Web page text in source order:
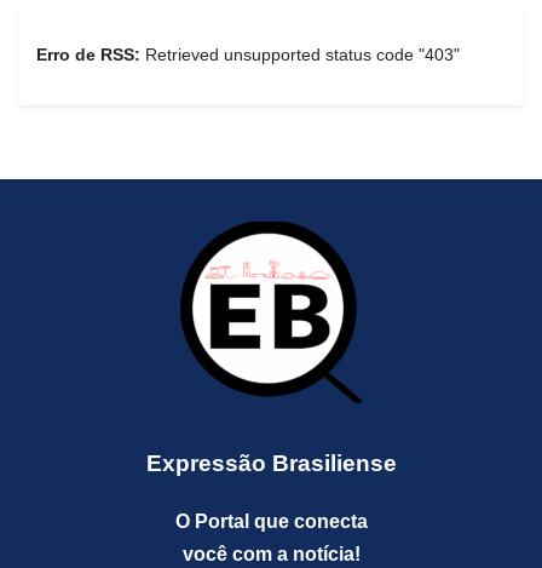
Erro de RSS: Retrieved unsupported status code "403"
Expressão Brasiliense
O Portal que conecta
você com a notícia!